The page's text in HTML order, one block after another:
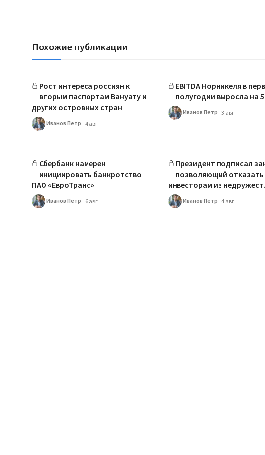
Похожие публикации
Рост интереса россиян к
вторым паспортам Вануату и
других островных стран
Иванов Петр 4 авг
EBITDA Норникеля в
полугодии выросла на
Иванов Петр 3 авг
Сбербанк намерен
инициировать банкротство
ПАО «ЕвроТранс»
Иванов Петр 6 авг
Президент подписал
позволяющий отказать
инвесторам из
Иванов Петр 4 авг